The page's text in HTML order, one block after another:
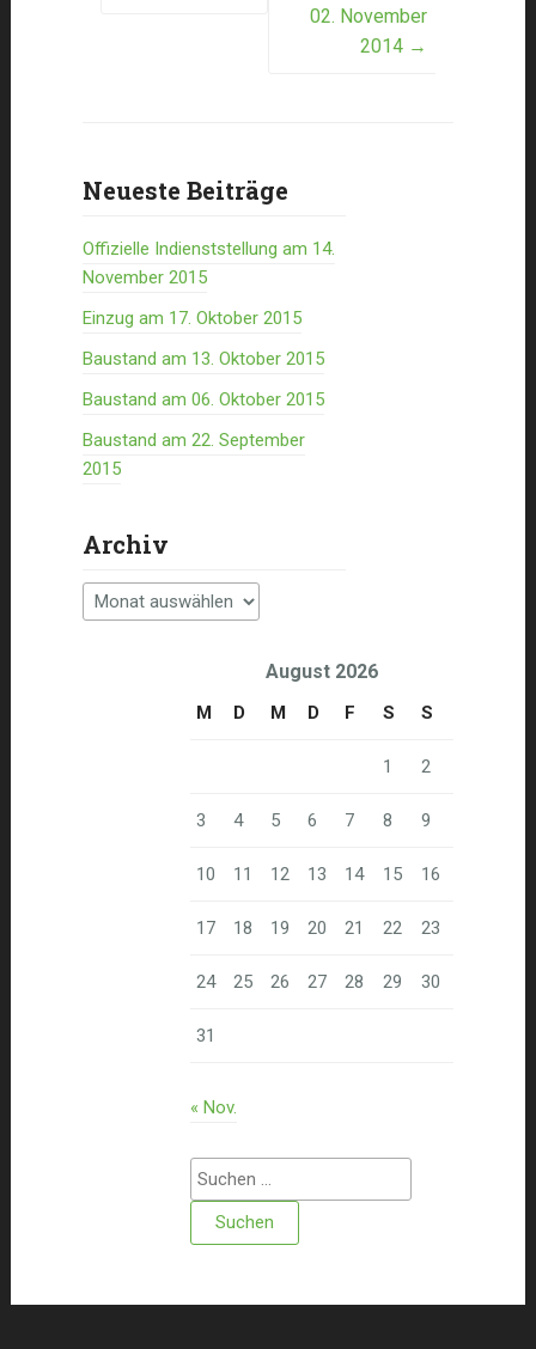
02. November
2014 →
Neueste Beiträge
Offizielle Indienststellung am 14.
November 2015
Einzug am 17. Oktober 2015
Baustand am 13. Oktober 2015
Baustand am 06. Oktober 2015
Baustand am 22. September
2015
Archiv
Archiv
August 2026
M D M D F S S
1 2
3 4 5 6 7 8 9
10 11 12 13 14 15 16
17 18 19 20 21 22 23
24 25 26 27 28 29 30
31
« Nov.
Suchen
nach: